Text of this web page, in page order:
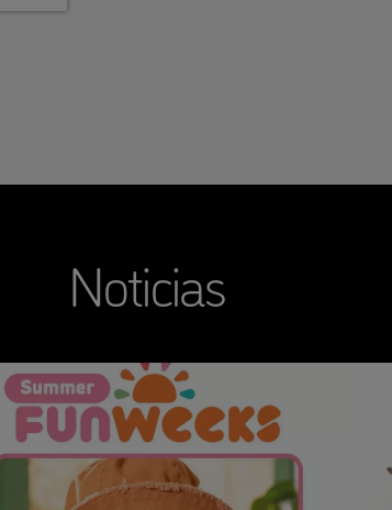
Noticias